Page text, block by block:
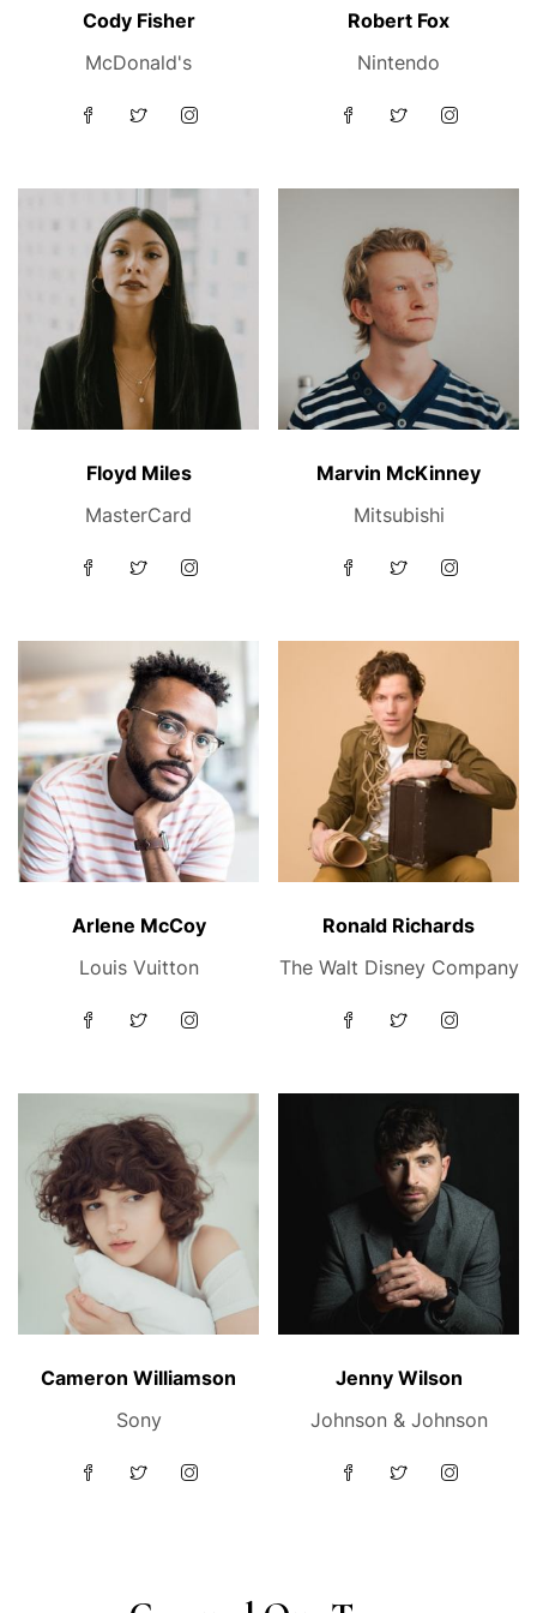
Cody Fisher
McDonald's
Robert Fox
Nintendo
Floyd Miles
MasterCard
Marvin McKinney
Mitsubishi
Arlene McCoy
Louis Vuitton
Ronald Richards
The Walt Disney Company
Cameron Williamson
Sony
Jenny Wilson
Johnson & Johnson